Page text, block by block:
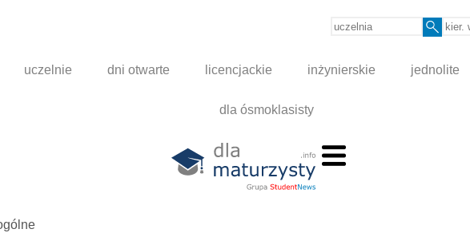
uczelnie dni otwarte licencjackie inżynierskie jednolite
dla ósmoklasisty